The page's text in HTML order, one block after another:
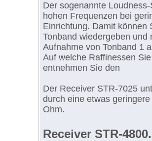
Der sogenannte
hohen Frequenzen bei
Einrichtung. Damit können
Tonband wiedergeben
Aufnahme von Tonband 1
Auf welche Raffinessen
entnehmen Sie den
Der Receiver STR-7025
durch eine etwas
Ohm.
Receiver STR-